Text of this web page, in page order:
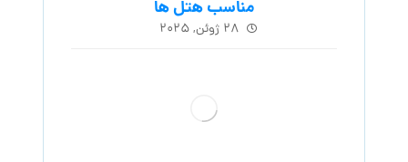
مناسب هتل ها
۲۸ ژوئن, ۲۰۲۵